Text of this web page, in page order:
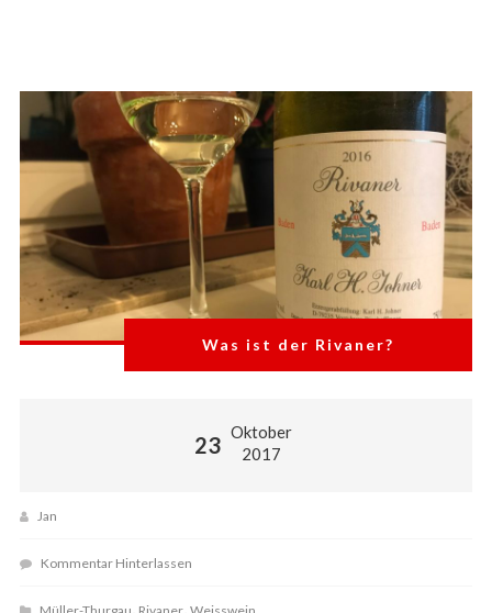
Was ist der Rivaner?
23 Oktober
2017
Jan
Kommentar Hinterlassen
, ,